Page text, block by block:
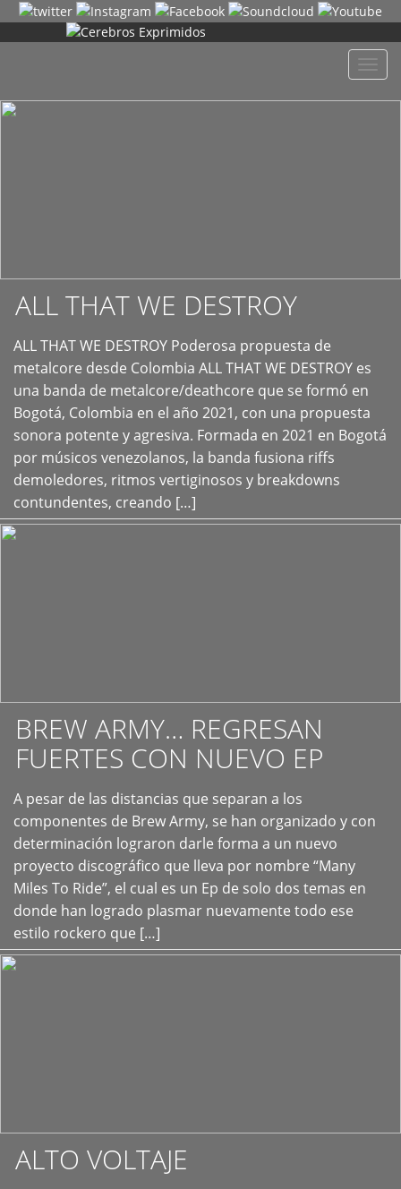
ALL THAT WE DESTROY
ALL THAT WE DESTROY Poderosa propuesta de
metalcore desde Colombia ALL THAT WE DESTROY es
una banda de metalcore/deathcore que se formó en
Bogotá, Colombia en el año 2021, con una propuesta
sonora potente y agresiva. Formada en 2021 en Bogotá
por músicos venezolanos, la banda fusiona riffs
demoledores, ritmos vertiginosos y breakdowns
contundentes, creando […]
+
BREW ARMY… REGRESAN
FUERTES CON NUEVO EP
A pesar de las distancias que separan a los
componentes de Brew Army, se han organizado y con
determinación lograron darle forma a un nuevo
proyecto discográfico que lleva por nombre “Many
Miles To Ride”, el cual es un Ep de solo dos temas en
donde han logrado plasmar nuevamente todo ese
estilo rockero que […]
+
ALTO VOLTAJE